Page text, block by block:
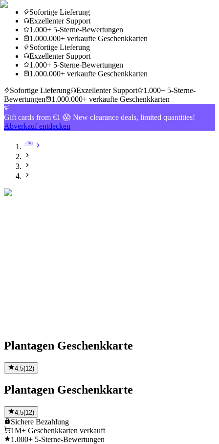
Sofortige Lieferung
Exzellenter Support
1.000+ 5-Sterne-Bewertungen
1.000.000+ verkaufte Geschenkkarten
Sofortige Lieferung
Exzellenter Support
1.000+ 5-Sterne-Bewertungen
1.000.000+ verkaufte Geschenkkarten
Sofortige Lieferung
Exzellenter Support
1.000+ 5-Sterne-
Bewertungen
1.000.000+ verkaufte Geschenkkarten
Gift cards from €1 😱 New clearance deals, limited quantities!
Abverkauf entdecken
Plantagen Geschenkkarte
4.5(12)
Plantagen Geschenkkarte
4.5(12)
Sichere Bezahlung
1M+ Geschenkkarten verkauft
1.000+ 5-Sterne-Bewertungen